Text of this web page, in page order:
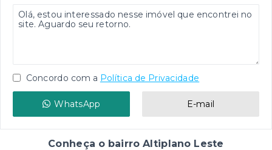
Concordo com a Política de Privacidade
WhatsApp E-mail
Conheça o bairro Altiplano Leste